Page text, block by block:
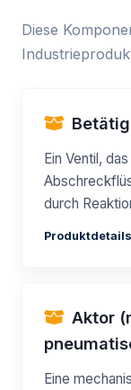
Diese
Ein Ventil,
durch
Aktor
Eine